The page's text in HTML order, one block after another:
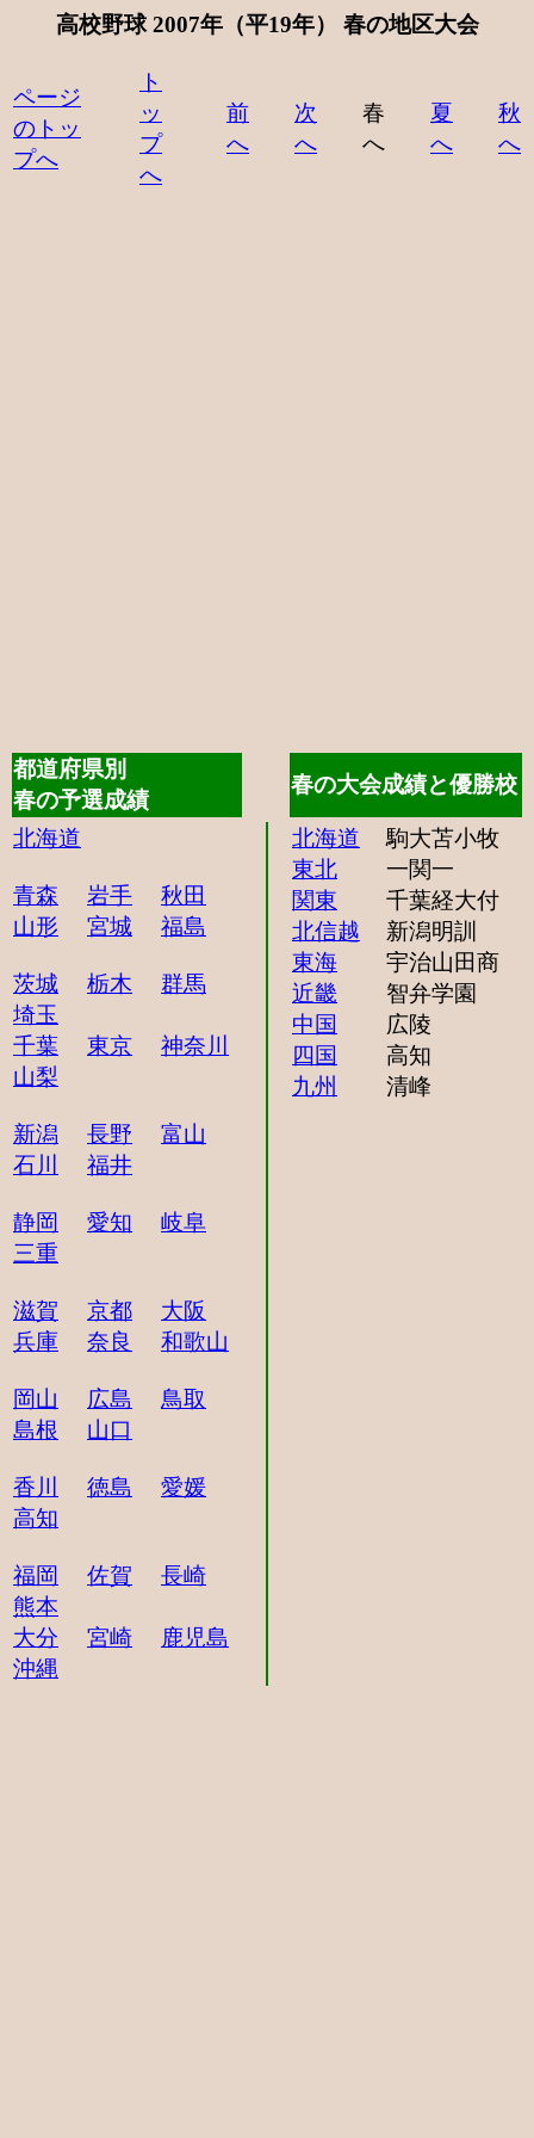
高校野球 2007年（平19年） 春の地区大会
ページ
のトッ
プへ
ト
ッ
プ
へ
前
へ
次
へ
春
へ
夏
へ
秋
へ
都道府県別
春の予選成績
春の大会成績と優勝校
北海道
青森 岩手
秋田
山形
宮城 福島
茨城 栃木
群馬
埼玉
千葉
東京
神奈川
山梨
新潟 長野
富山
石川
福井
静岡 愛知
岐阜
三重
滋賀 京都
大阪
兵庫
奈良 和歌山
岡山 広島
鳥取
島根
山口
香川 徳島
愛媛
高知
福岡 佐賀
長崎
熊本
大分
宮崎
鹿児島
沖縄
北海道
東北
関東
北信越
東海
近畿
中国
四国
九州
駒大苫小牧
一関一
千葉経大付
新潟明訓
宇治山田商
智弁学園
広陵
高知
清峰